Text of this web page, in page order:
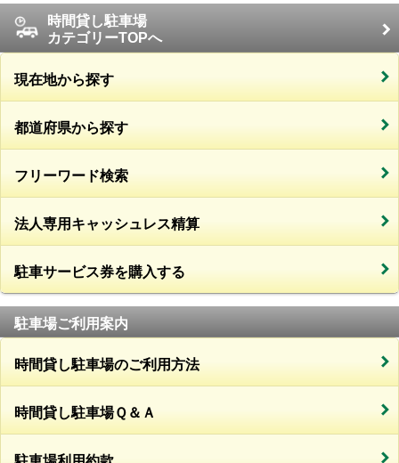
時間貸し駐車場
カテゴリーTOPへ
現在地から探す
都道府県から探す
フリーワード検索
法人専用キャッシュレス精算
駐車サービス券を購入する
駐車場ご利用案内
時間貸し駐車場のご利用方法
時間貸し駐車場Ｑ＆Ａ